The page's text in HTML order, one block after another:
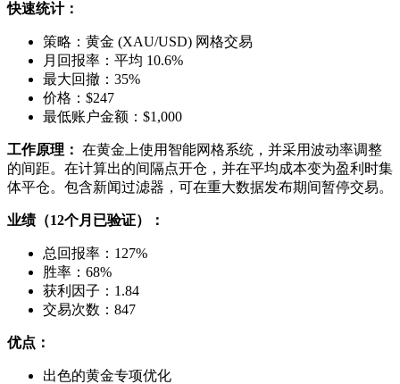
快速统计：
策略：黄金 (XAU/USD) 网格交易
月回报率：平均 10.6%
最大回撤：35%
价格：$247
最低账户金额：$1,000
工作原理： 在黄金上使用智能网格系统，并采用波动率调整
的间距。在计算出的间隔点开仓，并在平均成本变为盈利时集
体平仓。包含新闻过滤器，可在重大数据发布期间暂停交易。
业绩（12个月已验证）：
总回报率：127%
胜率：68%
获利因子：1.84
交易次数：847
优点：
出色的黄金专项优化